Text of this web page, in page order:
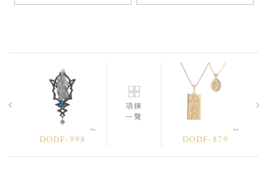
DODF-998
項鍊
一覽
DODF-879